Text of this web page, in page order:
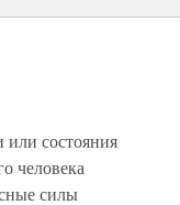
или состояния
человека
силы